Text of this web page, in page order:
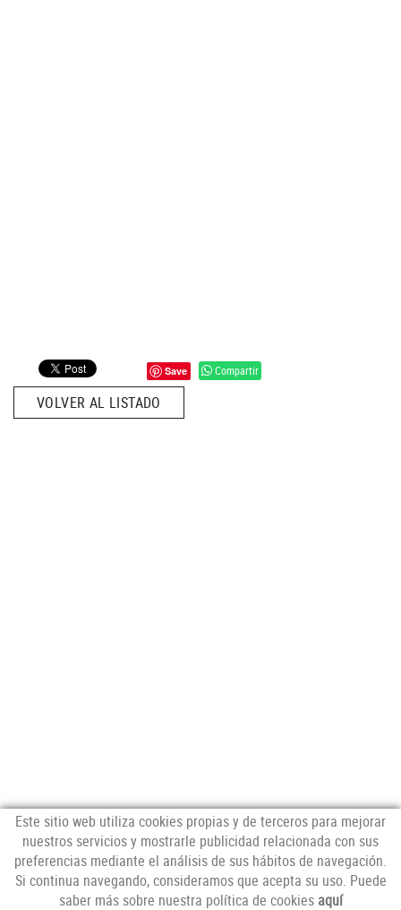
Save Compartir
VOLVER AL LISTADO
NEWSLETTER
Este sitio web utiliza cookies propias y de terceros para mejorar
nuestros servicios y mostrarle publicidad relacionada con sus
preferencias mediante el análisis de sus hábitos de navegación.
Si continua navegando, consideramos que acepta su uso. Puede
saber más sobre nuestra política de cookies aquí